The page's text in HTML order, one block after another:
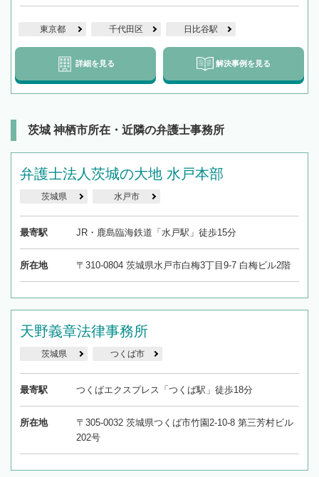
東京都 千代田区 日比谷駅
詳細を見る 解決事例を見る
茨城 神栖市所在・近隣の弁護士事務所
弁護士法人茨城の大地 水戸本部
茨城県 水戸市
最寄駅 JR・鹿島臨海鉄道「水戸駅」徒歩15分
所在地 〒310-0804 茨城県水戸市白梅3丁目9-7 白梅ビル2階
天野義章法律事務所
茨城県 つくば市
最寄駅 つくばエクスプレス「つくば駅」徒歩18分
所在地
〒305-0032 茨城県つくば市竹園2-10-8 第三芳村ビル
202号